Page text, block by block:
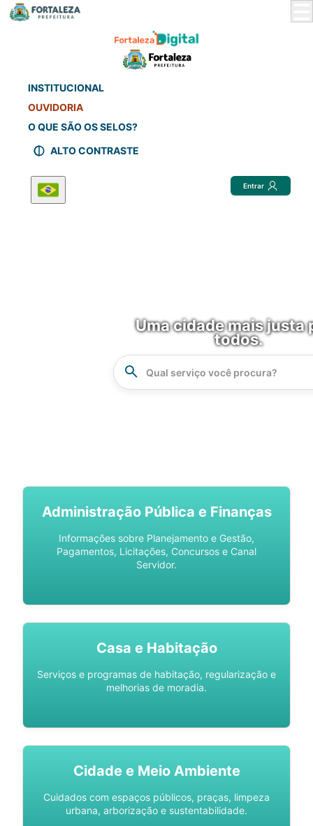
INSTITUCIONAL
OUVIDORIA
O QUE SÃO OS SELOS?
ALTO CONTRASTE
Entrar
Uma cidade mais justa
todos.
Administração Pública e Finanças
Informações sobre Planejamento e Gestão,
Pagamentos, Licitações, Concursos e Canal
Servidor.
Casa e Habitação
Serviços e programas de habitação, regularização e
melhorias de moradia.
Cidade e Meio Ambiente
Cuidados com espaços públicos, praças, limpeza
urbana, arborização e sustentabilidade.